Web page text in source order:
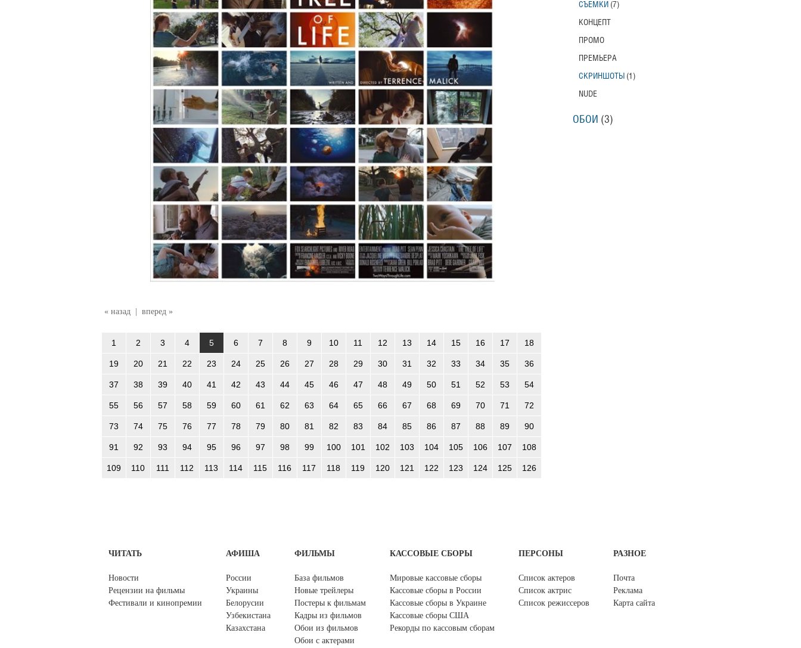
« назад вперед »
1 2 3 4 5 6 7 8 9 10 11 12 13 14 15 16 17 18
19 20 21 22 23 24 25 26 27 28 29 30 31 32 33 34 35 36
37 38 39 40 41 42 43 44 45 46 47 48 49 50 51 52 53 54
55 56 57 58 59 60 61 62 63 64 65 66 67 68 69 70 71 72
73 74 75 76 77 78 79 80 81 82 83 84 85 86 87 88 89 90
91 92 93 94 95 96 97 98 99 100 101 102 103 104 105 106 107 108
109 110 111 112 113 114 115 116 117 118 119 120 121 122 123 124 125 126
СЪЕМКИ (7)
КОНЦЕПТ
ПРОМО
ПРЕМЬЕРА
СКРИНШОТЫ (1)
NUDE
ОБОИ (3)
ЧИТАТЬ
Новости
Рецензии на фильмы
Фестивали и кинопремии
АФИША
России
Украины
Белорусии
Узбекистана
Казахстана
ФИЛЬМЫ
База фильмов
Новые трейлеры
Постеры к фильмам
Кадры из фильмов
Обои из фильмов
Обои с актерами
КАССОВЫЕ СБОРЫ
Мировые кассовые сборы
Кассовые сборы в России
Кассовые сборы в Украине
Кассовые сборы США
Рекорды по кассовым сборам
ПЕРСОНЫ
Список актеров
Список актрис
Список режиссеров
РАЗНОЕ
Почта
Реклама
Карта сайта